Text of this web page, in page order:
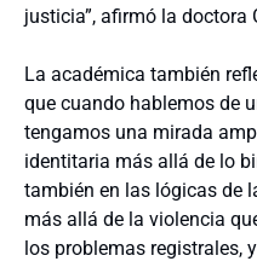
justicia”, afirmó la doctora
La académica también
que cuando hablemos de
tengamos una mirada
identitaria más allá de lo
también en las lógicas de
más allá de la violencia
los problemas registrales,